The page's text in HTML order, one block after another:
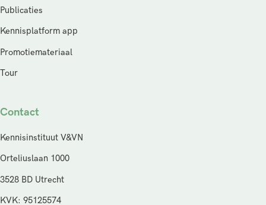
Publicaties
Kennisplatform app
Promotiemateriaal
Tour
Contact
Kennisinstituut V&VN
Orteliuslaan 1000
3528 BD Utrecht
KVK: 95125574